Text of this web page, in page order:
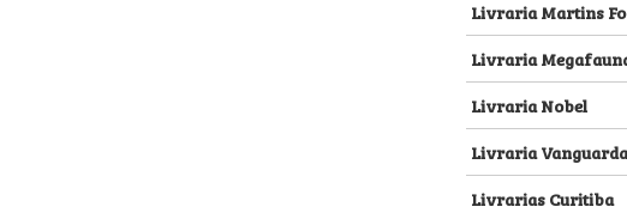
Livraria Martins
Livraria
Livraria Nobel
Livraria Vanguarda
Livrarias Curitiba